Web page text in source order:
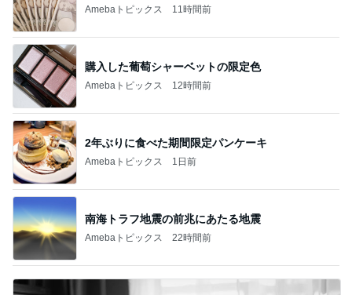
Amebaトピックス 11時間前
購入した葡萄シャーベットの限定色
Amebaトピックス 12時間前
2年ぶりに食べた期間限定パンケーキ
Amebaトピックス 1日前
南海トラフ地震の前兆にあたる地震
Amebaトピックス 22時間前